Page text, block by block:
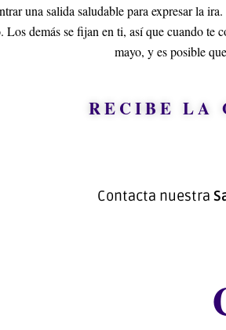
una salida saludable para expresar la
Los demás se fijan en ti, así que cuando te
mayo, y es posible
RECIBE LA
Contacta nuestra